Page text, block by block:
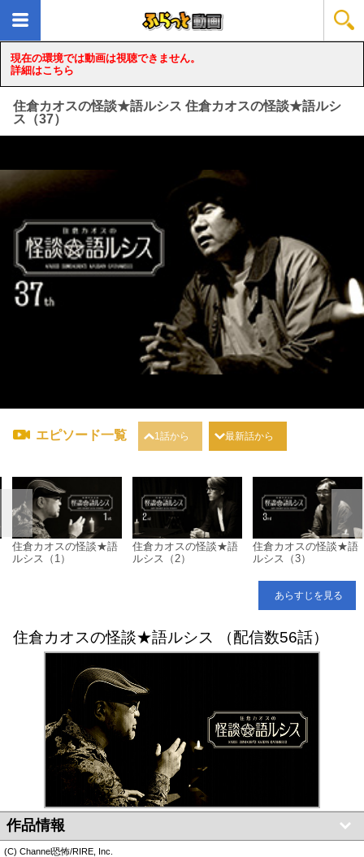
現在の環境では動画は視聴できません。
詳細はこちら
住倉カオスの怪談★語ルシス 住倉カオスの怪談★語ルシ
ス（37）
loading...
エピソード一覧 1話から 最新話から
住倉カオスの怪談★語
ルシス（1）
住倉カオスの怪談★語
ルシス（2）
住倉カオスの怪談★語
ルシス（3）
あらすじを見る
住倉カオスの怪談★語ルシス （配信数56話）
作品情報
(C) Channel恐怖/RIRE, Inc.